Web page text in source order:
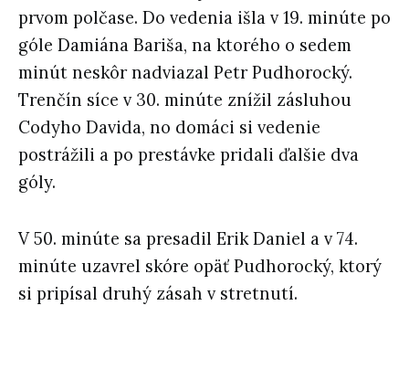
prvom polčase. Do vedenia išla v 19. minúte po
góle Damiána Bariša, na ktorého o sedem
minút neskôr nadviazal Petr Pudhorocký.
Trenčín síce v 30. minúte znížil zásluhou
Codyho Davida, no domáci si vedenie
postrážili a po prestávke pridali ďalšie dva
góly.
V 50. minúte sa presadil Erik Daniel a v 74.
minúte uzavrel skóre opäť Pudhorocký, ktorý
si pripísal druhý zásah v stretnutí.